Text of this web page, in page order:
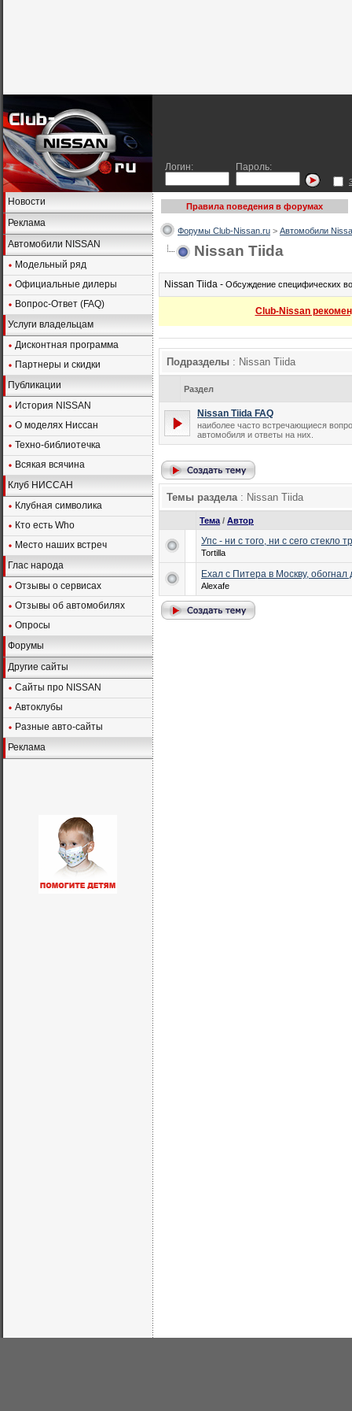
Логин: Пароль:
Новости
Реклама
Автомобили NISSAN
Модельный ряд
Официальные дилеры
Вопрос-Ответ (FAQ)
Услуги владельцам
Дисконтная программа
Партнеры и скидки
Публикации
История NISSAN
О моделях Ниссан
Техно-библиотечка
Всякая всячина
Клуб НИССАН
Клубная символика
Кто есть Who
Место наших встреч
Глас народа
Отзывы о сервисах
Отзывы об автомобилях
Опросы
Форумы
Другие сайты
Сайты про NISSAN
Автоклубы
Разные авто-сайты
Реклама
Правила поведения в форумах
Форумы Club-Nissan.ru > Автомобили
Nissan Tiida
Nissan Tiida - Обсуждение специфических
Club-Nissan
Подразделы : Nissan Tiida
Раздел
Nissan Tiida FAQ
наиболее часто встречающиеся
автомобиля и ответы на них.
Темы раздела: Nissan Tiida
Тема / Автор
Упс - ни с того, ни с сего стекло
Tortilla
Ехал с Питера в Москву,
Alexafe